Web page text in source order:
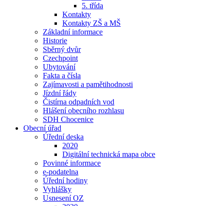
5. třída
Kontakty
Kontakty ZŠ a MŠ
Základní informace
Historie
Sběrný dvůr
Czechpoint
Ubytování
Fakta a čísla
Zajímavosti a pamětihodnosti
Jízdní řády
Čistírna odpadních vod
Hlášení obecního rozhlasu
SDH Chocenice
Obecní úřad
Úřední deska
2020
Digitální technická mapa obce
Povinné informace
e-podatelna
Úřední hodiny
Vyhlášky
Usnesení OZ